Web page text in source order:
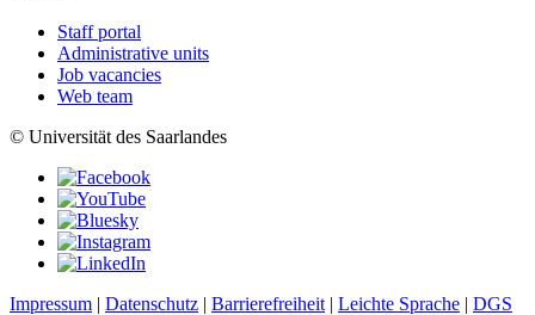
Staff portal
Administrative units
Job vacancies
Web team
© Universität des Saarlandes
Impressum | Datenschutz | Barrierefreiheit | Leichte Sprache | DGS